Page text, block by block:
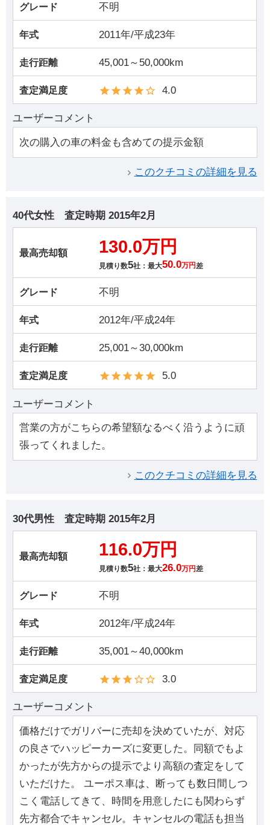
グレード 不明
年式 2011年/平成23年
走行距離 45,001～50,000km
査定満足度 4.0
ユーザーコメント
次の購入の車の料金も含めての提示金額
このクチコミの詳細を見る
40代女性 査定時期 2015年2月
最高売却額 130.0万円
見積り数5社：最大50.0万円 差
グレード 不明
年式 2012年/平成24年
走行距離 25,001～30,000km
査定満足度 5.0
ユーザーコメント
営業の方がこちらの希望額なるべく沿うように頑
張ってくれました。
このクチコミの詳細を見る
30代男性 査定時期 2015年2月
最高売却額 116.0万円
見積り数5社：最大26.0万円差
グレード 不明
年式 2012年/平成24年
走行距離 35,001～40,000km
査定満足度 3.0
ユーザーコメント
価格だけでガリバーに売却を決めていたが、対応
の良さでハッピーカーズに変更した。同額でもよ
かったが先方からの提示でより高額の査定をして
いただけた。 ユーポス車は、断っても数日間しつ
こく電話してきて、時間を用意したにも関わらず
先方都合でキャンセル。キャンセルの電話も担当